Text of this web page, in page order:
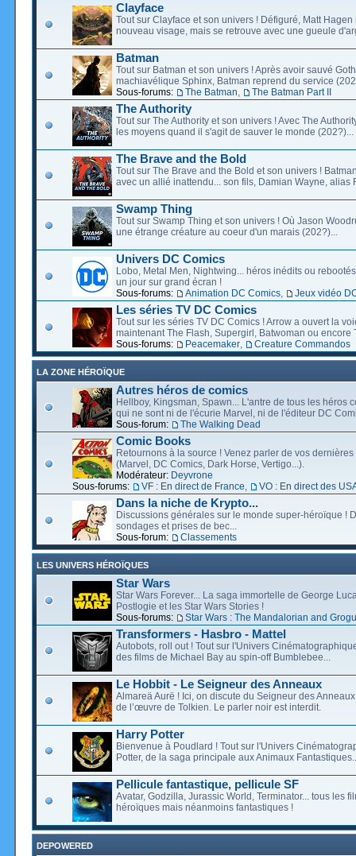
Clayface
Tout sur Clayface et son univers ! Défiguré, Matt Hagen
nouveau visage, mais se retrouve avec une gueule
Batman
Tout sur Batman et son univers ! Après avoir sauvé
machiavélique Sphinx, Batman reprend du service
Sous-forums:
The Batman The Batman Part II
The Authority
Tout sur The Authority et son univers ! Avec The
les moyens quand il s'agit de sauver le monde (202?)...
The Brave and the Bold
Tout sur The Brave and the Bold et son univers !
avec un allié inattendu... son fils, Damian Wayne, alias
Swamp Thing
Tout sur Swamp Thing et son univers ! Où Jason
une étrange créature au coeur d'un marais (202?)...
Univers DC Comics
Lobo, Metal Men, Nightwing... héros inédits ou
un jour sur grand écran !
Sous-forums:
Animation DC Comics Jeux vidéo
Les séries TV DC Comics
Tout sur les séries TV DC Comics ! Arrow a ouvert la
maintenant The Flash, Supergirl, Batwoman ou encore
Sous-forums:
Peacemaker Creature Commandos
LA ZONE HÉROÏQUE
Autres héros de comics
Hellboy, Kingsman, Spawn... L'antre de tous les héros
qui ne sont ni de l'écurie Marvel, ni de l'éditeur DC
Sous-forum:
The Walking Dead
Comic Books
Retournons à la source ! Venez parler de vos dernières
(Marvel, DC Comics, Dark Horse, Vertigo...).
Modérateur: Deyvrone
Sous-forums:
VF : En direct de France VO : En direct des
Dans la niche de Krypto...
Discussions générales sur le monde super-héroïque !
sondages et prises de bec...
Sous-forum:
Classements
LES UNIVERS HÉROÏQUES
Star Wars
Star Wars Forever... La saga immortelle de George
Postlogie et les Star Wars Stories !
Sous-forums:
Star Wars : The Mandalorian and Grogu
Transformers - Hasbro - Mattel
Autobots, roll out ! Tout sur l'Univers
des films de Michael Bay au spin-off Bumblebee...
Le Hobbit - Le Seigneur des Anneaux
Almareä Aurë ! Ici, on discute du Seigneur des
de l’œuvre de Tolkien. Le parler noir est interdit.
Harry Potter
Bienvenue à Poudlard ! Tout sur l'Univers
Potter, de la saga principale aux Animaux
Pellicule fantastique, pellicule SF
Avatar, Godzilla, Jurassic World, Terminator... tous les
héroïques mais néanmoins fantastiques !
DEPOWERED